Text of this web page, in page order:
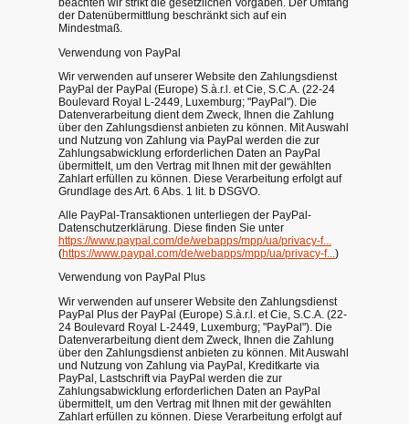
beachten wir strikt die gesetzlichen Vorgaben. Der Umfang
der Datenübermittlung beschränkt sich auf ein
Mindestmaß.
Verwendung von PayPal
Wir verwenden auf unserer Website den Zahlungsdienst
PayPal der PayPal (Europe) S.à.r.l. et Cie, S.C.A. (22-24
Boulevard Royal L-2449, Luxemburg; "PayPal"). Die
Datenverarbeitung dient dem Zweck, Ihnen die Zahlung
über den Zahlungsdienst anbieten zu können. Mit Auswahl
und Nutzung von Zahlung via PayPal werden die zur
Zahlungsabwicklung erforderlichen Daten an PayPal
übermittelt, um den Vertrag mit Ihnen mit der gewählten
Zahlart erfüllen zu können. Diese Verarbeitung erfolgt auf
Grundlage des Art. 6 Abs. 1 lit. b DSGVO.
Alle PayPal-Transaktionen unterliegen der PayPal-
Datenschutzerklärung. Diese finden Sie unter
https://www.paypal.com/de/webapps/mpp/ua/privacy-f...
(https://www.paypal.com/de/webapps/mpp/ua/privacy-f...)
Verwendung von PayPal Plus
Wir verwenden auf unserer Website den Zahlungsdienst
PayPal Plus der PayPal (Europe) S.à.r.l. et Cie, S.C.A. (22-
24 Boulevard Royal L-2449, Luxemburg; "PayPal"). Die
Datenverarbeitung dient dem Zweck, Ihnen die Zahlung
über den Zahlungsdienst anbieten zu können. Mit Auswahl
und Nutzung von Zahlung via PayPal, Kreditkarte via
PayPal, Lastschrift via PayPal werden die zur
Zahlungsabwicklung erforderlichen Daten an PayPal
übermittelt, um den Vertrag mit Ihnen mit der gewählten
Zahlart erfüllen zu können. Diese Verarbeitung erfolgt auf